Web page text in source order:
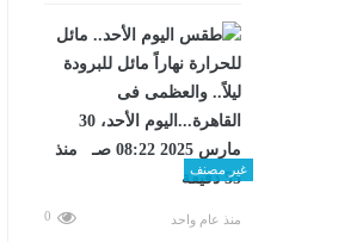
غير مصنف
منذ عام واحد 0